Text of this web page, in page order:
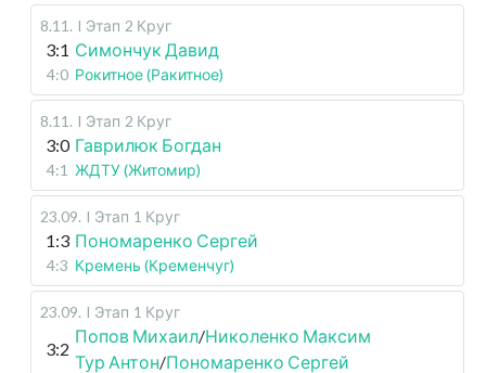
8.11 . I Этап 2 Круг
3:1 Симончук Давид
4:0 Рокитное (Ракитное)
8.11 . I Этап 2 Круг
3:0 Гаврилюк Богдан
4:1 ЖДТУ (Житомир)
23.09. I Этап 1 Круг
1:3 Пономаренко Сергей
4:3 Кремень (Кременчуг)
23.09. I Этап 1 Круг
3:2
Попов Михаил/Николенко Максим
Тур Антон/Пономаренко Сергей